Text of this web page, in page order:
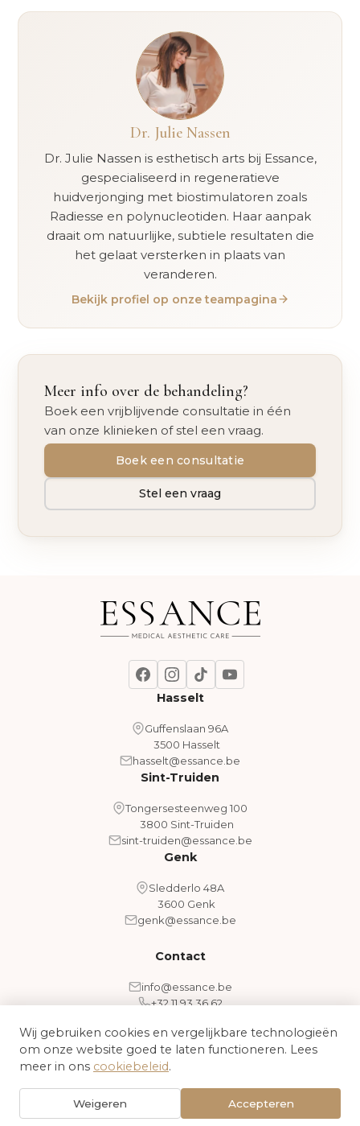
Dr. Julie Nassen
Dr. Julie Nassen is esthetisch arts bij Essance,
gespecialiseerd in regeneratieve
huidverjonging met biostimulatoren zoals
Radiesse en polynucleotiden. Haar aanpak
draait om natuurlijke, subtiele resultaten die
het gelaat versterken in plaats van
veranderen.
Bekijk profiel op onze teampagina
Meer info over de behandeling?
Boek een vrijblijvende consultatie in één
van onze klinieken of stel een vraag.
Boek een consultatie
Stel een vraag
Hasselt
Guffenslaan 96A
3500 Hasselt
hasselt@essance.be
Sint-Truiden
Tongersesteenweg 100
3800 Sint-Truiden
sint-truiden@essance.be
Genk
Sledderlo 48A
3600 Genk
genk@essance.be
Contact
info@essance.be
+32 11 93 36 62
Algemene voorwaarden
© 2026 Essance - Medical Aesthetic Clinic. Alle rechten
Wij gebruiken cookies en vergelijkbare technologieën
om onze website goed te laten functioneren. Lees
meer in ons cookiebeleid.
Weigeren Accepteren